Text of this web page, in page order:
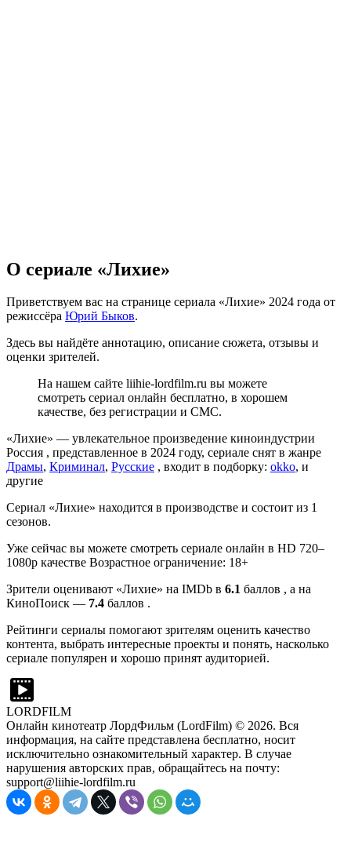
О сериале «Лихие»
Приветствуем вас на странице сериала «Лихие» 2024 года от
режиссёра Юрий Быков.
Здесь вы найдёте аннотацию, описание сюжета, отзывы и
оценки зрителей.
На нашем сайте liihie-lordfilm.ru вы можете
смотреть сериал онлайн бесплатно, в хорошем
качестве, без регистрации и СМС.
«Лихие» — увлекательное произведение киноиндустрии
Россия , представленное в 2024 году, сериале снят в жанре
Драмы, Криминал, Русские , входит в подборку: okko, и
другие
Сериал «Лихие» находится в производстве и состоит из 1
сезонов.
Уже сейчас вы можете смотреть сериале онлайн в HD 720–
1080p качестве Возрастное ограничение: 18+
Зрители оценивают «Лихие» на IMDb в 6.1 баллов , а на
КиноПоиск — 7.4 баллов .
Рейтинги сериалы помогают зрителям оценить качество
контента, выбрать интересные проекты и понять, насколько
сериале популярен и хорошо принят аудиторией.
LORDFILM
Онлайн кинотеатр ЛордФильм (LordFilm) © 2026. Вся
информация, на сайте представлена бесплатно, носит
исключительно ознакомительный характер. В случае
нарушения авторских прав, обращайтесь на почту:
support@liihie-lordfilm.ru